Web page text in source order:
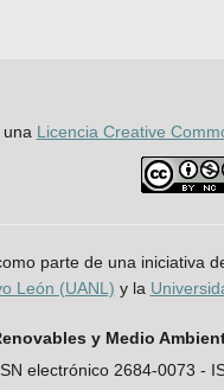
Licencia Creative
parte de una iniciativa
León (UANL) y la
y Medio
electrónico 2684-0073 -